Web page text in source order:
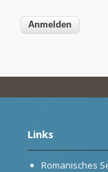
Links
Romanisches